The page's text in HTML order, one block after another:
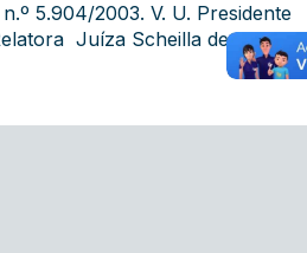
5.904/2003. V. U. Presidente
 Juíza Scheilla de Almeida